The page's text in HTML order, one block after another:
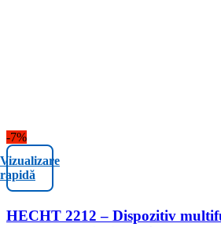
-7%
Vizualizare
rapidă
HECHT 2212 – Dispozitiv